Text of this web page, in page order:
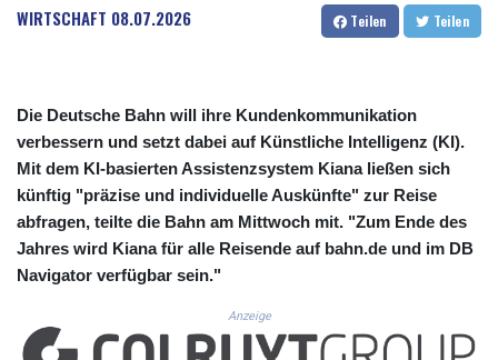
CUC 1.156149
CUP 30.637949
DKK 7.476127
DOP 67.346134
DZD 153.688915
EGP 57.556612
ERN 17.342235
ETB 186.583498
GBP 0.856793
GEL 3.023376
WIRTSCHAFT 08.07.2026 Teilen Teilen
Die Deutsche Bahn will ihre Kundenkommunikation
verbessern und setzt dabei auf Künstliche Intelligenz (KI).
Mit dem KI-basierten Assistenzsystem Kiana ließen sich
künftig "präzise und individuelle Auskünfte" zur Reise
abfragen, teilte die Bahn am Mittwoch mit. "Zum Ende des
Jahres wird Kiana für alle Reisende auf bahn.de und im DB
Navigator verfügbar sein."
Anzeige